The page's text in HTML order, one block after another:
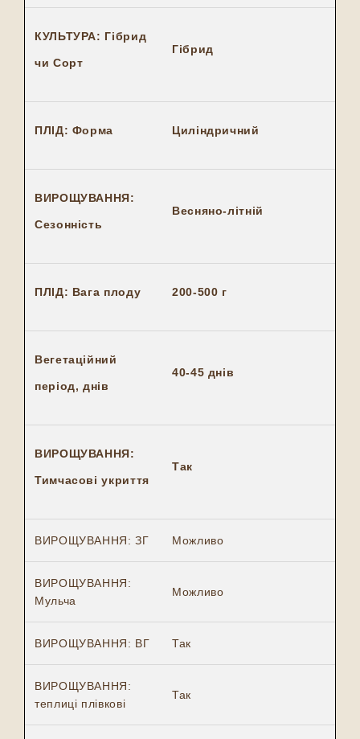
КУЛЬТУРА: Гібрид
чи Сорт
Гібрид
ПЛІД: Форма Циліндричний
ВИРОЩУВАННЯ:
Сезонність
Весняно-літній
ПЛІД: Вага плоду 200-500 г
Вегетаційний
період, днів
40-45 днів
ВИРОЩУВАННЯ:
Тимчасові укриття
Так
ВИРОЩУВАННЯ: ЗГ Можливо
ВИРОЩУВАННЯ:
Мульча
Можливо
ВИРОЩУВАННЯ: ВГ Так
ВИРОЩУВАННЯ:
теплиці плівкові
Так